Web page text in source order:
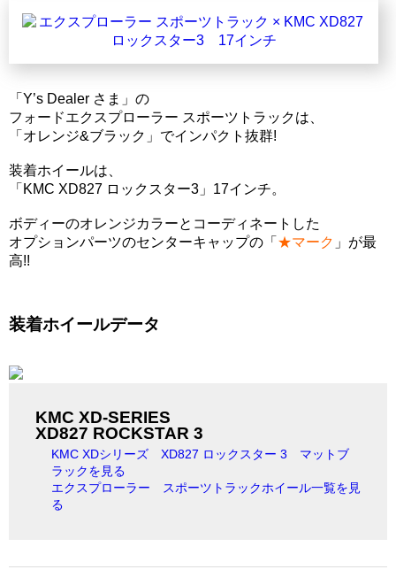
「Y’s Dealer さま」の
フォードエクスプローラー スポーツトラックは、
「オレンジ&ブラック」でインパクト抜群!
装着ホイールは、
「KMC XD827 ロックスター3」17インチ。
ボディーのオレンジカラーとコーディネートした
オプションパーツのセンターキャップの「 ★マーク 」が最
高!!
装着ホイールデータ
KMC XD-SERIES
XD827 ROCKSTAR 3
KMC XDシリーズ XD827 ロックスター 3 マットブ
ラックを見る
エクスプローラー スポーツトラックホイール一覧を見
る